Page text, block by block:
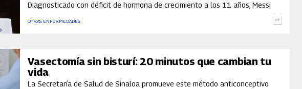
Diagnosticado con déficit de hormona de crecimiento a los 11 años, Messi
convertirse en campeón Mundial
OTRAS ENFERMEDADES
Vasectomía sin bisturí: 20 minutos que cambian tu
vida
La Secretaría de Salud de Sinaloa promueve este método anticonceptivo